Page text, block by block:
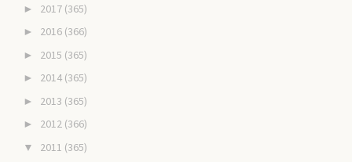
► 2017 (365)
► 2016 (366)
► 2015 (365)
► 2014 (365)
► 2013 (365)
► 2012 (366)
▼ 2011 (365)